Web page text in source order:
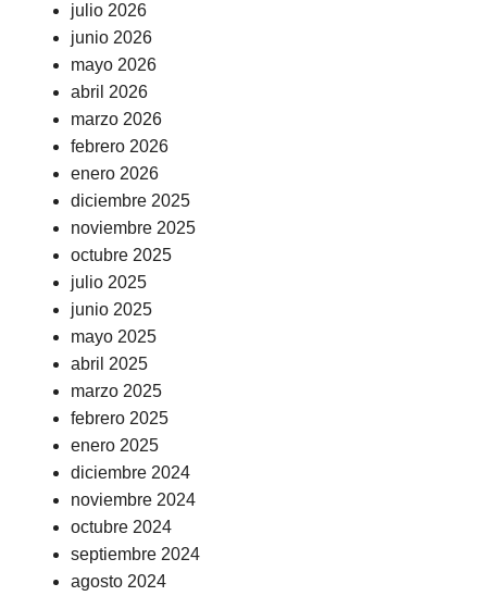
julio 2026
junio 2026
mayo 2026
abril 2026
marzo 2026
febrero 2026
enero 2026
diciembre 2025
noviembre 2025
octubre 2025
julio 2025
junio 2025
mayo 2025
abril 2025
marzo 2025
febrero 2025
enero 2025
diciembre 2024
noviembre 2024
octubre 2024
septiembre 2024
agosto 2024